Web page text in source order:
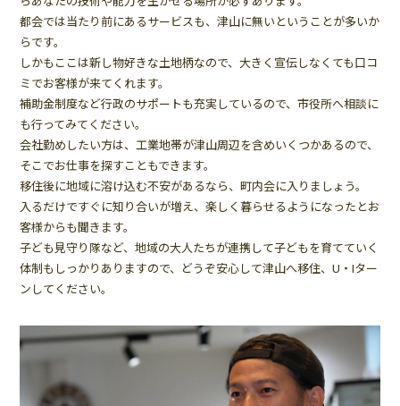
都会では当たり前にあるサービスも、津山に無いということが多いか
らです。
しかもここは新し物好きな土地柄なので、大きく宣伝しなくても口コ
ミでお客様が来てくれます。
補助金制度など行政のサポートも充実しているので、市役所へ相談に
も行ってみてください。
会社勤めしたい方は、工業地帯が津山周辺を含めいくつかあるので、
そこでお仕事を探すこともできます。
移住後に地域に溶け込む不安があるなら、町内会に入りましょう。
入るだけですぐに知り合いが増え、楽しく暮らせるようになったとお
客様からも聞きます。
子ども見守り隊など、地域の大人たちが連携して子どもを育てていく
体制もしっかりありますので、どうぞ安心して津山へ移住、U・Iター
ンしてください。